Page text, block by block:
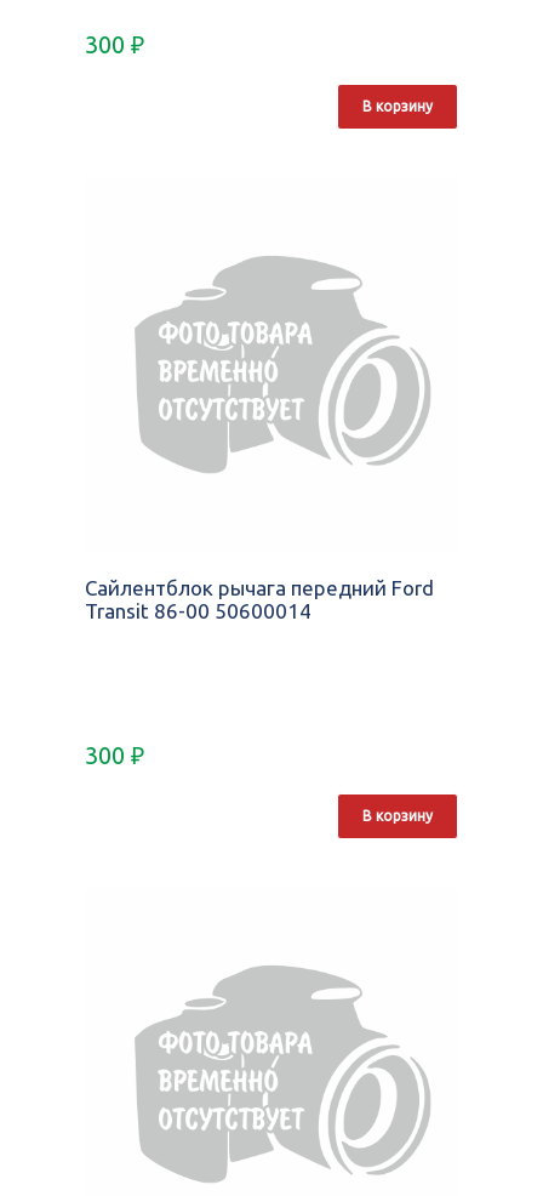
300 ₽
В корзину
Сайлентблок рычага передний Ford
Transit 86-00 50600014
300 ₽
В корзину